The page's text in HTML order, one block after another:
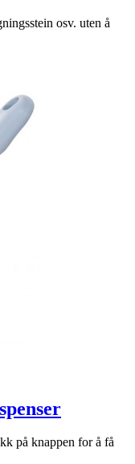
osv. uten å
på knappen for å få